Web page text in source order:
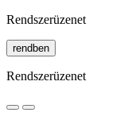
Rendszerüzenet
rendben
Rendszerüzenet